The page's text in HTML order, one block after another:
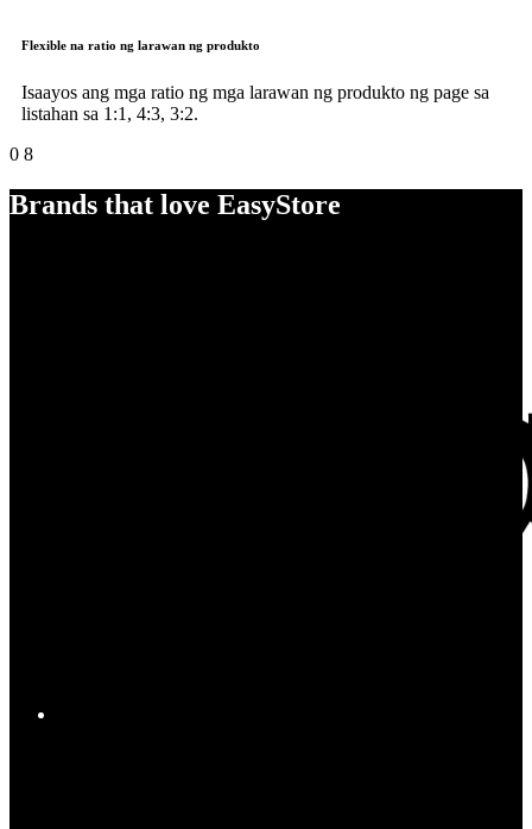
Flexible na ratio ng larawan ng produkto
Isaayos ang mga ratio ng mga larawan ng produkto ng page sa
listahan sa 1:1, 4:3, 3:2.
0 8
Brands that love EasyStore